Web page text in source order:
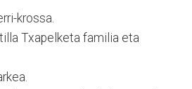
krossa.
Txapelketa familia eta